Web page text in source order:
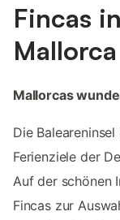
Fincas
Mallorca
Mallorcas
Die
Ferienziele der
Auf der schönen
Fincas zur